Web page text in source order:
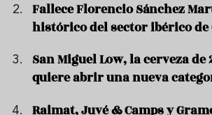
Fallece Florencio Sánchez
histórico del sector ibérico de
San Miguel Low, la cerveza de
quiere abrir una nueva
Raimat, Juvé & Camps y